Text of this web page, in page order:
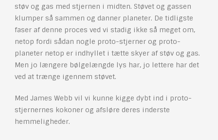
støv og gas med stjernen i midten. Støvet og gassen
klumper så sammen og danner planeter. De tidligste
faser af denne proces ved vi stadig ikke så meget om,
netop fordi sådan nogle proto-stjerner og proto-
planeter netop er indhyllet i tætte skyer af støv og gas.
Men jo længere bølgelængde lys har, jo lettere har det
ved at trænge igennem støvet.
Med James Webb vil vi kunne kigge dybt ind i proto-
stjernernes kokoner og afsløre deres inderste
hemmeligheder.